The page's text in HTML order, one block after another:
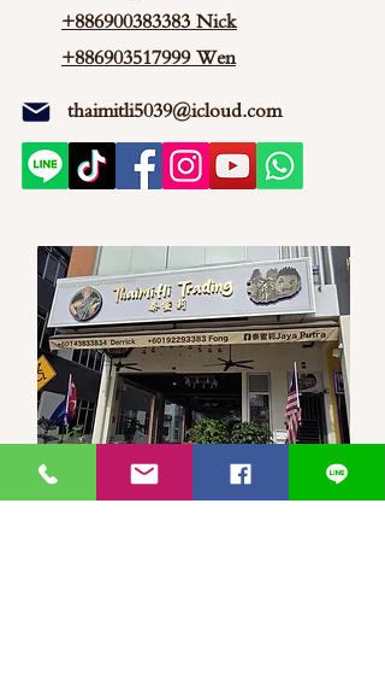
+886900383383 Nick
+886903517999 Wen
thaimitli5039@icloud.com
馬來西亞-新山-分行 泰蜜莉JP